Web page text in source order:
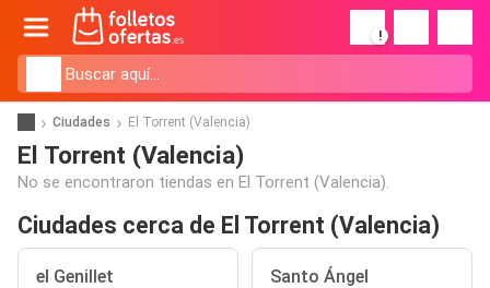
!
Ciudades El Torrent (Valencia)
El Torrent (Valencia)
No se encontraron tiendas en El Torrent (Valencia).
Ciudades cerca de El Torrent (Valencia)
el Genillet Santo Ángel